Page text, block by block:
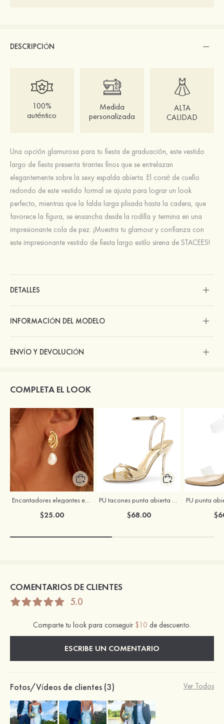
DESCRIPCIÓN
100%
auténtico
Medida
personalizada
ALTA
CALIDAD
Una opción glamurosa para tu fiesta de graduación, este vestido
largo de fiesta presenta tirantes finos que se entrelazan
elegantemente sobre la sexy espalda abierta. El corsé de cuello
redondo de este vestido formal se ajusta para lograr un look
perfecto, mientras que la falda larga plisada hasta la cadera, que
favorece la figura, se ensancha desde la rodilla y termina en una
impresionante cola de pez. ¡Muestra tu glamour y confianza con
este impresionante vestido de fiesta largo estilo sirena de STACEES!
DETALLES
INFORMACIÓN DEL MODELO
ENVÍO Y DEVOLUCIÓN
COMPLETA EL LOOK
$25.00 $68.00
COMENTARIOS DE CLIENTES
5.0
Comparte tu look para conseguir $10 de descuento.
ESCRIBE UN COMENTARIO
Fotos/Vídeos de clientes (3) Ver Todos